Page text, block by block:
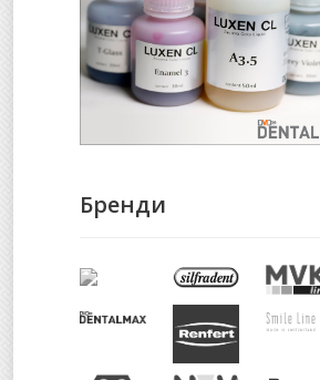
Бренди